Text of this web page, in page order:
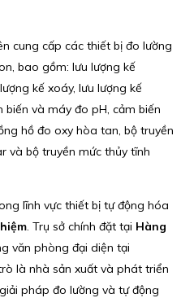
cung cấp các thiết bị đo lường
bao gồm: lưu lượng kế
kế xoáy, lưu lượng kế
biến và máy đo pH, cảm biến
hồ đo oxy hòa tan, bộ truyền
và bộ truyền mức thủy tĩnh
lĩnh vực thiết bị tự động hóa
. Trụ sở chính đặt tại Hàng
văn phòng đại diện tại
là nhà sản xuất và phát triển
pháp đo lường và tự động